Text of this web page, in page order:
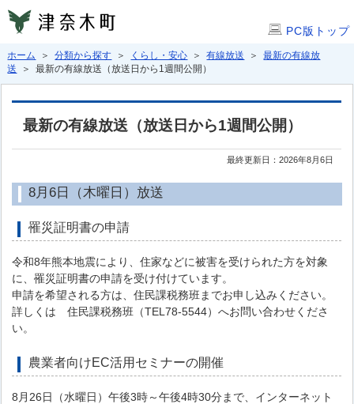
PC版トップ
ホーム ＞分類から探す ＞ くらし・安心 ＞有線放送 ＞最新の有線放
送
＞ 最新の有線放送（放送日から1週間公開）
最新の有線放送（放送日から1週間公開）
最終更新日：2026年8月6日
8月6日（木曜日）放送
罹災証明書の申請
令和8年熊本地震により、住家などに被害を受けられた方を対象
に、罹災証明書の申請を受け付けています。
申請を希望される方は、住民課税務班までお申し込みください。
詳しくは 住民課税務班（TEL78-5544）へお問い合わせくださ
い。
農業者向けEC活用セミナーの開催
8月26日（水曜日）午後3時～午後4時30分まで、インターネット